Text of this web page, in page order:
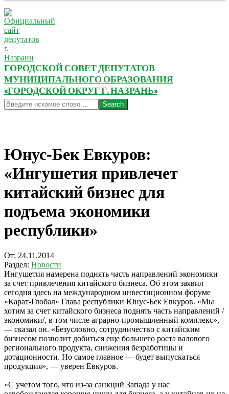
ГОРОДСКОЙ СОВЕТ ДЕПУТАТОВ
МУНИЦИПАЛЬНОГО ОБРАЗОВАНИЯ
«ГОРОДСКОЙ ОКРУГ Г. НАЗРАНЬ»
Search
Юнус-Бек Евкуров:
«Ингушетия привлечет
китайский бизнес для
подъема экономики
республики»
От: 24.11.2014
Раздел: Новости
Ингушетия намерена поднять часть направлений экономики
за счет привлечения китайского бизнеса. Об этом заявил
сегодня здесь на международном инвестиционном форуме
«Карат-Глобал» Глава республики Юнус-Бек Евкуров. «Мы
хотим за счет китайского бизнеса поднять часть направлений /
экономики/, в том числе аграрно-промышленный комплекс»,
— сказал он. «Безусловно, сотрудничество с китайским
бизнесом позволит добиться еще большего роста валового
регионального продукта, снижения безработицы и
дотационности. Но самое главное — будет выпускаться
продукция», — уверен Евкуров.
«С учетом того, что из-за санкций Запада у нас